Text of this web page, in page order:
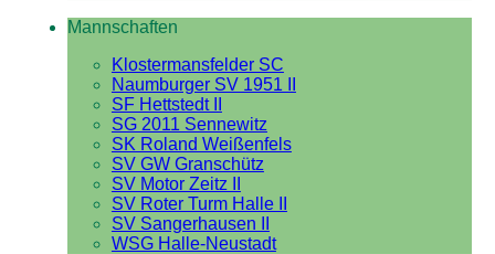
Mannschaften
Klostermansfelder SC
Naumburger SV 1951 II
SF Hettstedt II
SG 2011 Sennewitz
SK Roland Weißenfels
SV GW Granschütz
SV Motor Zeitz II
SV Roter Turm Halle II
SV Sangerhausen II
WSG Halle-Neustadt